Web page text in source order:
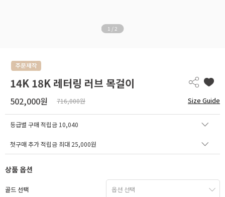
1 /2
14K 18K 레터링 러브 목걸이
502,000원 716,000원 Size Guide
등급별 구매 적립금 10,040
첫구매 추가 적립금 최대 25,000원
상품 옵션
골드 선택